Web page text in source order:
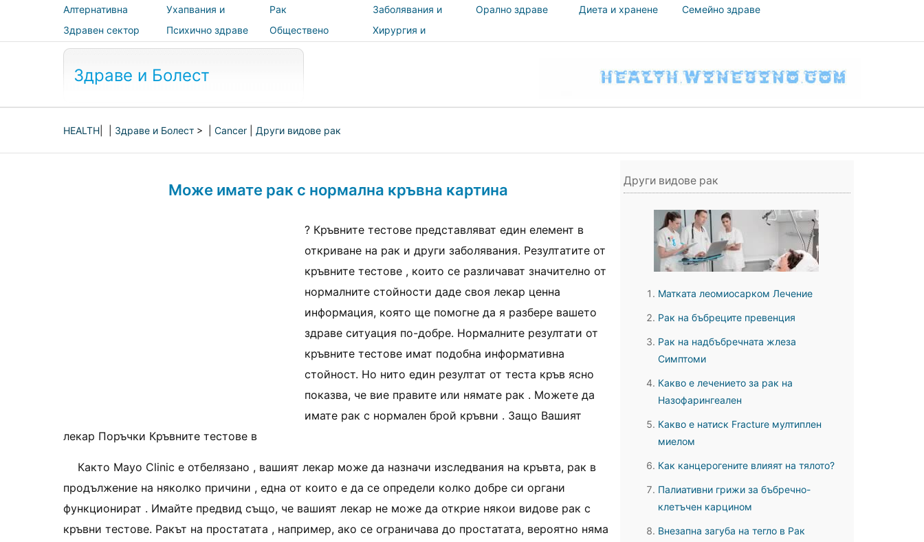
Алтернативна
медицина
Ухапвания и
ужилвания
Рак
Заболявания и
лечения
Орално здраве Диета и хранене
Семейно здраве
Здравен сектор
Психично здраве
Обществено
здраве и
Хирургия и
Здраве и Болест
HEALTH Здраве и Болест > | Cancer Други видове рак
Може имате рак с нормална кръвна картина
? Кръвните тестове представляват един елемент в
откриване на рак и други заболявания. Резултатите от
кръвните тестове , които се различават значително от
нормалните стойности даде своя лекар ценна
информация, която ще помогне да я разбере вашето
здраве ситуация по-добре. Нормалните резултати от
кръвните тестове имат подобна информативна
стойност. Но нито един резултат от теста кръв ясно
показва, че вие правите или нямате рак . Можете да
имате рак с нормален брой кръвни . Защо Вашият
лекар Поръчки Кръвните тестове в
Както Mayo Clinic е отбелязано , вашият лекар може да назначи изследвания на кръвта, рак в
продължение на няколко причини , една от които е да се определи колко добре си органи
функционират . Имайте предвид също, че вашият лекар не може да открие някои видове рак с
кръвни тестове. Ракът на простатата , например, ако се ограничава до простатата, вероятно няма
Други видове рак
Матката леомиосарком Лечение
Рак на бъбреците превенция
Рак на надбъбречната жлеза
Симптоми
Какво е лечението за рак на
Назофарингеален
Какво е натиск Fracture мултиплен
миелом
Как канцерогените влияят на тялото?
Палиативни грижи за бъбречно-
клетъчен карцином
Внезапна загуба на тегло в Рак